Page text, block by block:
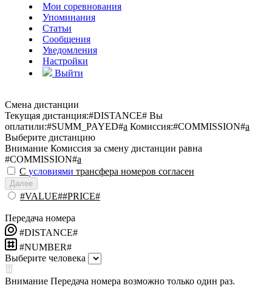
Мои соревнования
Упоминания
Статьи
Сообщения
Уведомления
Настройки
Выйти
Смена дистанции
Текущая дистанция:#DISTANCE# Вы
оплатили:#SUMM_PAYED#a Комиссия:#COMMISSION#a
Выберите дистанцию
Внимание Комиссия за смену дистанции равна
#COMMISSION#a
С условиями трансфера номеров согласен
Далее
#VALUE##PRICE#
Передача номера
#DISTANCE#
#NUMBER#
Выберите человека
Внимание Передача номера возможно только один раз.